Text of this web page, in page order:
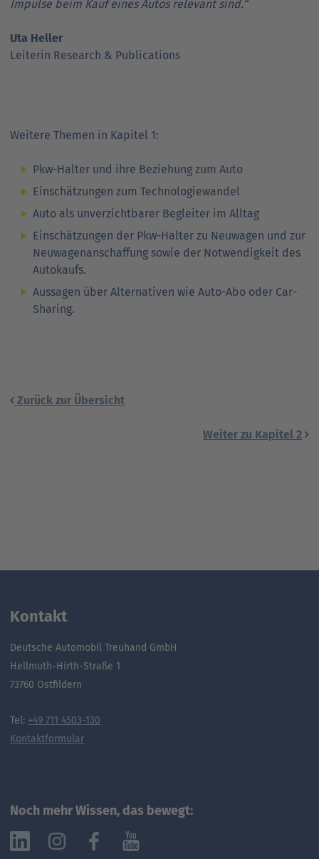
Impulse beim Kauf eines Autos relevant sind.“
Uta Heller
Leiterin Research & Publications
Weitere Themen in Kapitel 1:
Pkw-Halter und ihre Beziehung zum Auto
Einschätzungen zum Technologiewandel
Auto als unverzichtbarer Begleiter im Alltag
Einschätzungen der Pkw-Halter zu Neuwagen und zur
Neuwagenanschaffung sowie der Notwendigkeit des
Autokaufs.
Aussagen über Alternativen wie Auto-Abo oder Car-
Sharing.
Zurück zur Übersicht
Weiter zu Kapitel 2
Kontakt
Deutsche Automobil Treuhand GmbH
Hellmuth-Hirth-Straße 1
73760 Ostfildern
Tel: +49 711 4503-130
Kontaktformular
Noch mehr Wissen, das bewegt: